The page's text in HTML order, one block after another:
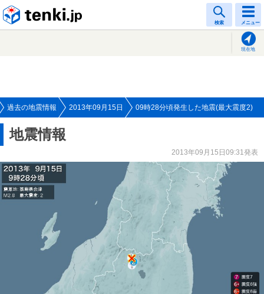
検索 メニュー
現在地
過去の地震情報 2013年09月15日 09時28分頃発生した地震(最大震度2)
地震情報
2013年09月15日09:31発表